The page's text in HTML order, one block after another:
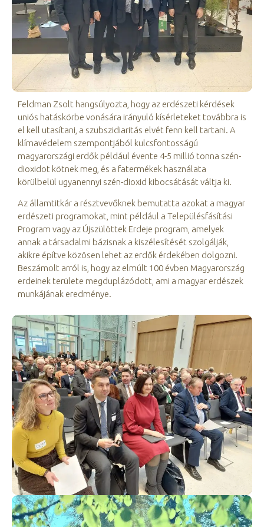
Feldman Zsolt hangsúlyozta, hogy az erdészeti kérdések
uniós hatáskörbe vonására irányuló kísérleteket továbbra is
el kell utasítani, a szubszidiaritás elvét fenn kell tartani. A
klímavédelem szempontjából kulcsfontosságú
magyarországi erdők például évente 4-5 millió tonna szén-
dioxidot kötnek meg, és a fatermékek használata
körülbelül ugyanennyi szén-dioxid kibocsátását váltja ki.
Az államtitkár a résztvevőknek bemutatta azokat a magyar
erdészeti programokat, mint például a Településfásítási
Program vagy az Újszülöttek Erdeje program, amelyek
annak a társadalmi bázisnak a kiszélesítését szolgálják,
akikre építve közösen lehet az erdők érdekében dolgozni.
Beszámolt arról is, hogy az elmúlt 100 évben Magyarország
erdeinek területe megduplázódott, ami a magyar erdészek
munkájának eredménye.